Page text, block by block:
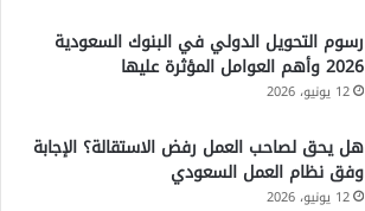
رسوم التحويل الدولي في البنوك السعودية
2026 وأهم العوامل المؤثرة عليها
12 يونيو، 2026
هل يحق لصاحب العمل رفض الاستقالة؟ الإجابة
وفق نظام العمل السعودي
12 يونيو، 2026